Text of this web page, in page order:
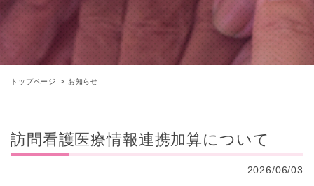
トップページ お知らせ
訪問看護医療情報連携加算について
2026/06/03